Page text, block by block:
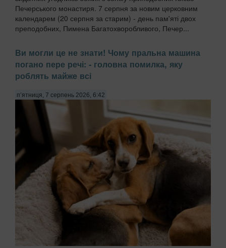
Печерського монастиря. 7 серпня за новим церковним
календарем (20 серпня за старим) - день пам'яті двох
преподобних, Пимена Багатохворобливого, Печер...
Ви могли це не знати! Чому пральна машина
погано пере речі: - головна помилка, яку
роблять майже всі
п’ятниця, 7 серпень 2026, 6:42